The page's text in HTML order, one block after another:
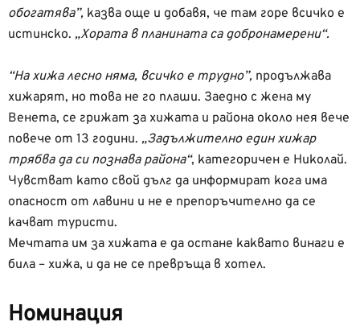
обогатява”, казва още и добавя, че там горе всичко е
истинско. „Хората в планината са добронамерени“.
“На хижа лесно няма, всичко е трудно”, продължава
хижарят, но това не го плаши. Заедно с жена му
Венета, се грижат за хижата и района около нея вече
повече от 13 години. „Задължително един хижар
трябва да си познава района“, категоричен е Николай.
Чувстват като свой дълг да информират кога има
опасност от лавини и не е препоръчително да се
качват туристи.
Мечтата им за хижата е да остане каквато винаги е
била – хижа, и да не се превръща в хотел.
Номинация